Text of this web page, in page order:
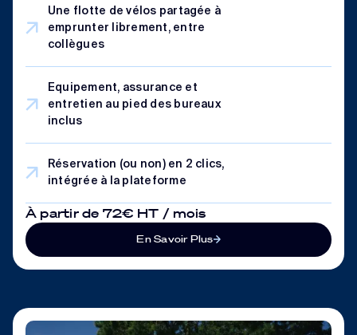
Une flotte de vélos partagée à
emprunter librement, entre
collègues
Equipement, assurance et
entretien au pied des bureaux
inclus
Réservation (ou non) en 2 clics,
intégrée à la plateforme
À partir de 72€ HT / mois
En Savoir Plus